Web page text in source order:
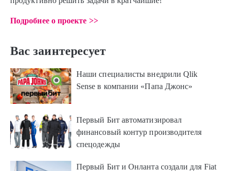
Подробнее о проекте >>
Вас заинтересует
Наши специалисты внедрили Qlik
Sense в компании «Папа Джонс»
Первый Бит автоматизировал
финансовый контур производителя
спецодежды
Первый Бит и Онланта создали для Fiat